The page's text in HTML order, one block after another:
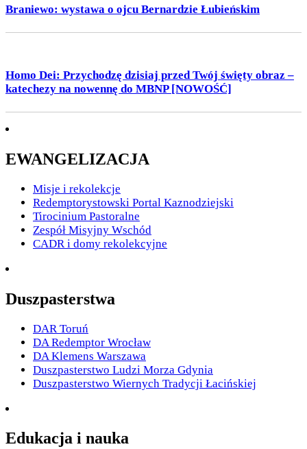
Braniewo: wystawa o ojcu Bernardzie Łubieńskim
Homo Dei: Przychodzę dzisiaj przed Twój święty obraz –
katechezy na nowennę do MBNP [NOWOŚĆ]
EWANGELIZACJA
Misje i rekolekcje
Redemptorystowski Portal Kaznodziejski
Tirocinium Pastoralne
Zespół Misyjny Wschód
CADR i domy rekolekcyjne
Duszpasterstwa
DAR Toruń
DA Redemptor Wrocław
DA Klemens Warszawa
Duszpasterstwo Ludzi Morza Gdynia
Duszpasterstwo Wiernych Tradycji Łacińskiej
Edukacja i nauka